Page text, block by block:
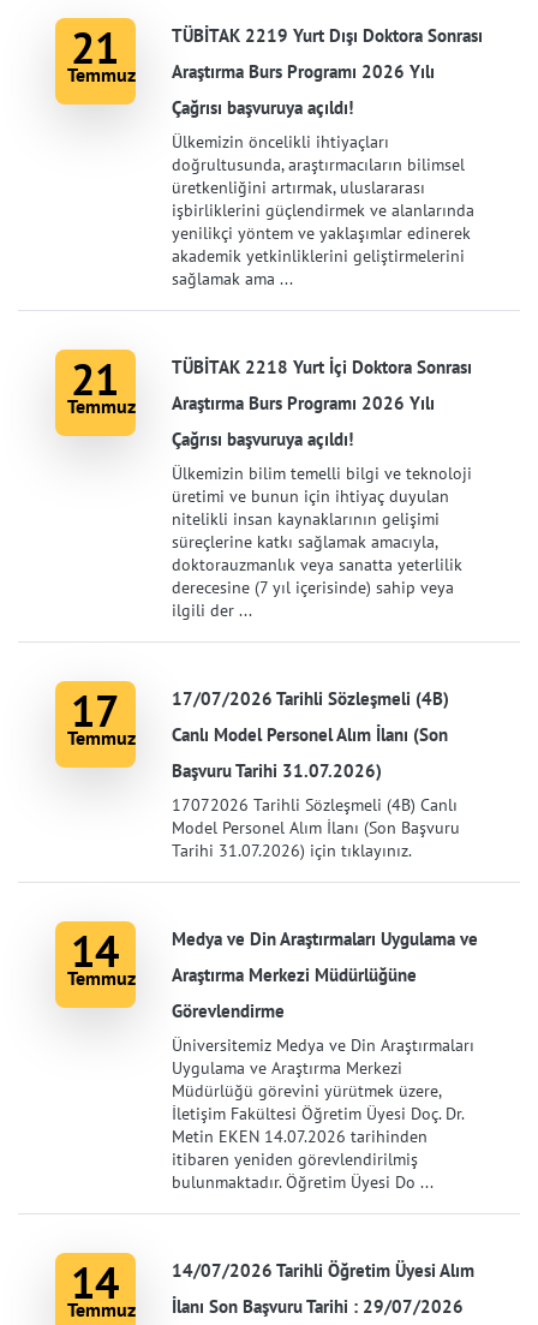
21
Temmuz
TÜBİTAK 2219 Yurt Dışı Doktora Sonrası
Araştırma Burs Programı 2026 Yılı
Çağrısı başvuruya açıldı!
Ülkemizin öncelikli ihtiyaçları
doğrultusunda, araştırmacıların bilimsel
üretkenliğini artırmak, uluslararası
işbirliklerini güçlendirmek ve alanlarında
yenilikçi yöntem ve yaklaşımlar edinerek
akademik yetkinliklerini geliştirmelerini
sağlamak ama ...
21
Temmuz
TÜBİTAK 2218 Yurt İçi Doktora Sonrası
Araştırma Burs Programı 2026 Yılı
Çağrısı başvuruya açıldı!
Ülkemizin bilim temelli bilgi ve teknoloji
üretimi ve bunun için ihtiyaç duyulan
nitelikli insan kaynaklarının gelişimi
süreçlerine katkı sağlamak amacıyla,
doktorauzmanlık veya sanatta yeterlilik
derecesine (7 yıl içerisinde) sahip veya
ilgili der ...
17
Temmuz
17/07/2026 Tarihli Sözleşmeli (4B)
Canlı Model Personel Alım İlanı (Son
Başvuru Tarihi 31.07.2026)
17072026 Tarihli Sözleşmeli (4B) Canlı
Model Personel Alım İlanı (Son Başvuru
Tarihi 31.07.2026) için tıklayınız.
14
Temmuz
Medya ve Din Araştırmaları Uygulama ve
Araştırma Merkezi Müdürlüğüne
Görevlendirme
Üniversitemiz Medya ve Din Araştırmaları
Uygulama ve Araştırma Merkezi
Müdürlüğü görevini yürütmek üzere,
İletişim Fakültesi Öğretim Üyesi Doç. Dr.
Metin EKEN 14.07.2026 tarihinden
itibaren yeniden görevlendirilmiş
bulunmaktadır. Öğretim Üyesi Do ...
14
Temmuz
14/07/2026 Tarihli Öğretim Üyesi Alım
İlanı Son Başvuru Tarihi : 29/07/2026